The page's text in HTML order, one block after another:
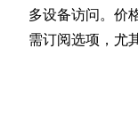
多设备访问。价
需订阅选项，尤